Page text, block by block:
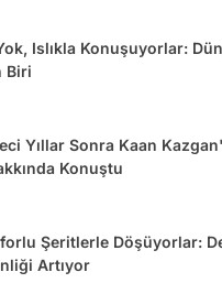
Islıkla Konuşuyorlar:
Biri
Yıllar Sonra Kaan
Konuştu
Şeritlerle Döşüyorlar:
Artıyor